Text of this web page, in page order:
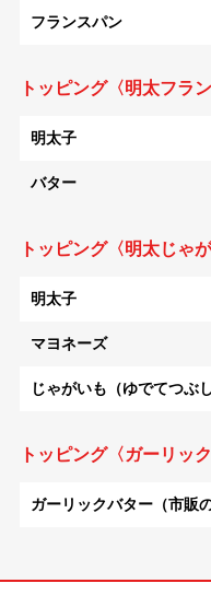
フランスパン
トッピング〈明太フラン
明太子
バター
トッピング〈明太じゃ
明太子
マヨネーズ
じゃがいも（ゆでてつぶ
トッピング〈ガーリッ
ガーリックバター（市販